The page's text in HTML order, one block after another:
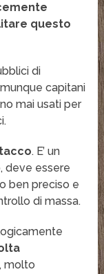
questo
di
capitani
mai usati per
. E’ un
deve essere
ben preciso e
di massa.
molto